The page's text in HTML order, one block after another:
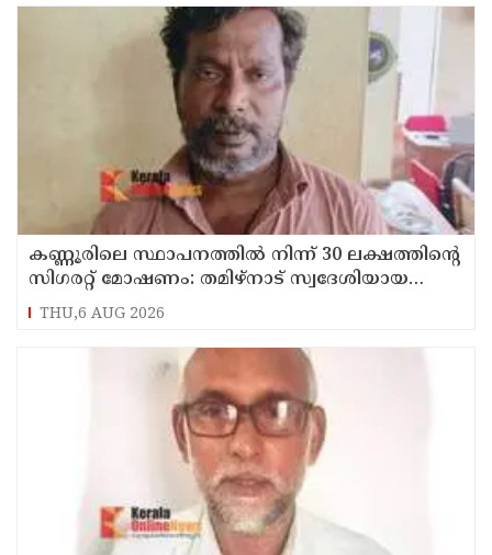
കണ്ണൂരിലെ സ്ഥാപനത്തിൽ നിന്ന് 30 ലക്ഷത്തിന്റെ
സിഗരറ്റ് മോഷണം: തമിഴ്‌നാട് സ്വദേശിയായ
സെയിൽസ്മാൻ തെങ്കാശിയിൽ പിടിയിൽ
THU,6 AUG 2026